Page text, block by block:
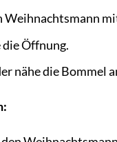
Weihnachtsmann
die Öffnung.
nähe die Bommel